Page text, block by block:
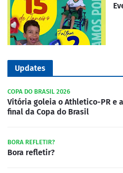
Updates
COPA DO BRASIL 2026
Vitória goleia o Athletico-PR e
final da Copa do Brasil
BORA REFLETIR?
Bora refletir?